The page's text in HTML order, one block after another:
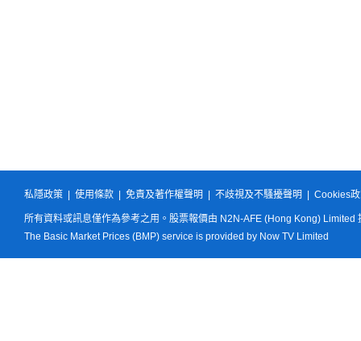
私隱政策 使用條款 免責及著作權聲明 不歧視及不騷擾聲明 Cookies
所有資料或訊息僅作為參考之用。股票報價由 N2N-AFE (Hong Kong) Limited
The Basic Market Prices (BMP) service is provided by Now TV Limited